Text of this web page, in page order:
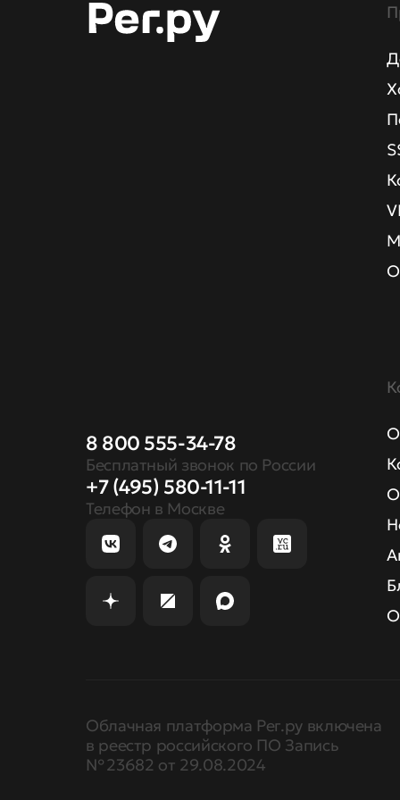
8 800 555-34-78
Бесплатный звонок по России
+7 (495) 580-11-11
Телефон в Москве
Облачная платформа Рег.ру включена
в реестр российского ПО Запись
№ 23682 от 29.08.2024